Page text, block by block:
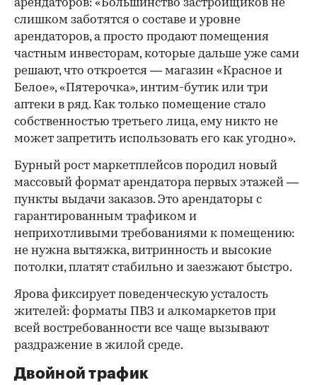
арендаторов: «Большинство застройщиков не
слишком заботятся о составе и уровне
арендаторов, а просто продают помещения
частным инвесторам, которые дальше уже сами
решают, что откроется — магазин «Красное и
Белое», «Пятерочка», интим-бутик или три
аптеки в ряд. Как только помещение стало
собственностью третьего лица, ему никто не
может запретить использовать его как угодно».
Бурный рост маркетплейсов породил новый
массовый формат арендатора первых этажей —
пункты выдачи заказов. Это арендаторы с
гарантированным трафиком и
неприхотливыми требованиями к помещению:
не нужна вытяжка, витринность и высокие
потолки, платят стабильно и заезжают быстро.
Ярова фиксирует поведенческую усталость
жителей: форматы ПВЗ и алкомаркетов при
всей востребованности все чаще вызывают
раздражение в жилой среде.
Двойной трафик